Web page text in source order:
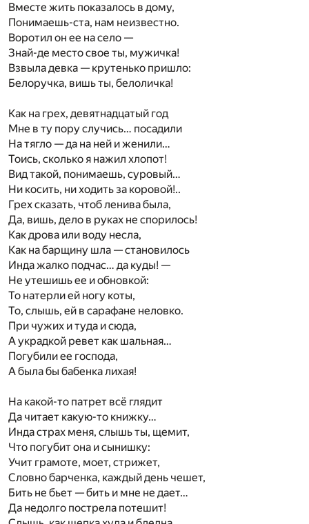
Вместе жить показалось в дому,
Понимаешь-ста, нам неизвестно.
Воротил он ее на село —
Знай-де место свое ты, мужичка!
Взвыла девка — крутенько пришло:
Белоручка, вишь ты, белоличка!
Как на грех, девятнадцатый год
Мне в ту пору случись… посадили
На тягло — да на ней и женили…
Тоись, сколько я нажил хлопот!
Вид такой, понимаешь, суровый…
Ни косить, ни ходить за коровой!..
Грех сказать, чтоб ленива была,
Да, вишь, дело в руках не спорилось!
Как дрова или воду несла,
Как на барщину шла — становилось
Инда жалко подчас… да куды! —
Не утешишь ее и обновкой:
То натерли ей ногу коты,
То, слышь, ей в сарафане неловко.
При чужих и туда и сюда,
А украдкой ревет как шальная…
Погубили ее господа,
А была бы бабенка лихая!
На какой-то патрет всё глядит
Да читает какую-то книжку…
Инда страх меня, слышь ты, щемит,
Что погубит она и сынишку:
Учит грамоте, моет, стрижет,
Словно барченка, каждый день чешет,
Бить не бьет — бить и мне не дает…
Да недолго пострела потешит!